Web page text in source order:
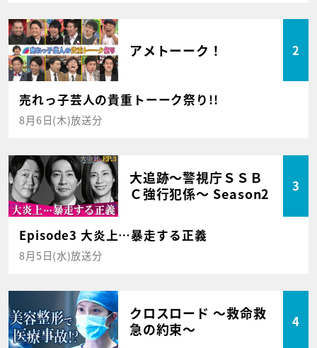
アメトーーク！ 2
売れっ子芸人の貴重トーーク祭り!!
8月6日(木)放送分
大追跡～警視庁ＳＳＢ
Ｃ強行犯係～ Season2
3
Episode3 大炎上…暴走する正義
8月5日(水)放送分
クロスロード ～救命救
急の約束～
4